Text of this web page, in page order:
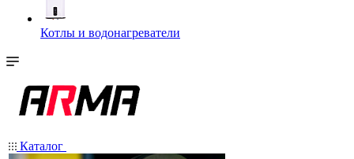
Котлы и водонагреватели
Каталог